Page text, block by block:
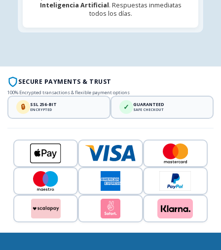
Inteligencia Artificial. Respuestas inmediatas
todos los días.
SECURE PAYMENTS & TRUST
100% Encrypted transactions & flexible payment options
🔒 SSL 256-BIT
ENCRYPTED ✓ GUARANTEED
SAFE CHECKOUT